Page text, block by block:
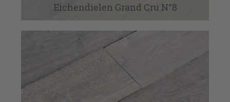
Eichendielen Grand Cru N°8